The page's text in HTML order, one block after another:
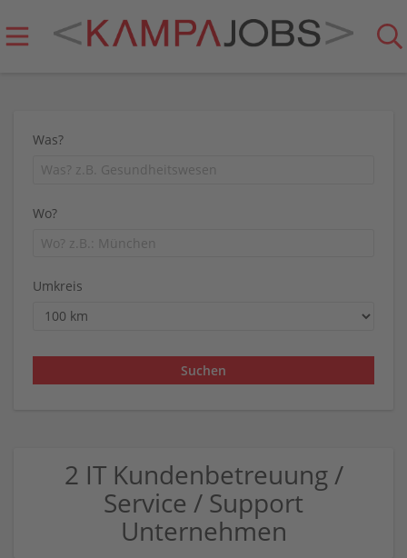
Was?
Wo?
Umkreis
2 IT Kundenbetreuung /
Service / Support
Unternehmen